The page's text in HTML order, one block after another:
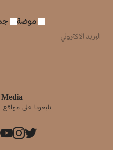
موضة
تابعونا على مواقع